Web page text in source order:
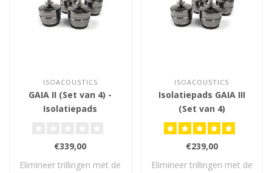
ISOACOUSTICS
GAIA II (Set van 4) -
Isolatiepads
€339,00
Elimineer trillingen met de
ISOACOUSTICS
Isolatiepads GAIA III
(Set van 4)
€239,00
Elimineer trillingen met de